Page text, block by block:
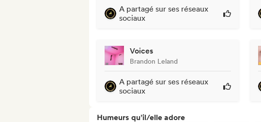
A partagé sur ses réseaux
sociaux
Voices
Brandon Leland
A partagé sur ses réseaux
sociaux
Humeurs qu’il/elle adore